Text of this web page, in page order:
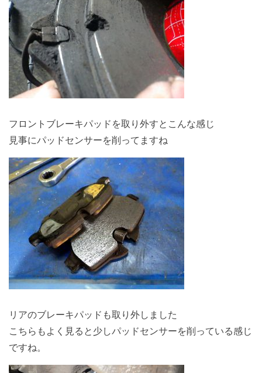
フロントブレーキパッドを取り外すとこんな感じ
見事にパッドセンサーを削ってますね
リアのブレーキパッドも取り外しました
こちらもよく見ると少しパッドセンサーを削っている感じ
ですね。